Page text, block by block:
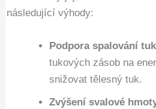
následující výhody:
Podpora spalování
tukových zásob na
snižovat tělesný tuk.
Zvýšení svalové